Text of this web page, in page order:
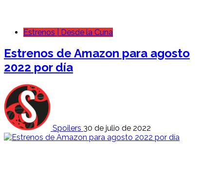
Estrenos | Desde la Cuna
Estrenos de Amazon para agosto
2022 por día
Spoilers 30 de julio de 2022